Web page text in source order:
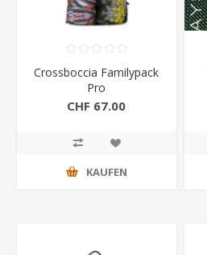
Crossboccia Familypack
Pro
CHF 67.00
KAUFEN